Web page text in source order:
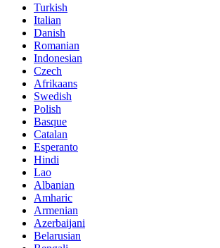
Turkish
Italian
Danish
Romanian
Indonesian
Czech
Afrikaans
Swedish
Polish
Basque
Catalan
Esperanto
Hindi
Lao
Albanian
Amharic
Armenian
Azerbaijani
Belarusian